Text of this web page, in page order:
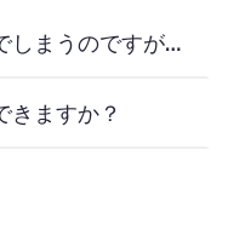
しまうのですが…
ますか？